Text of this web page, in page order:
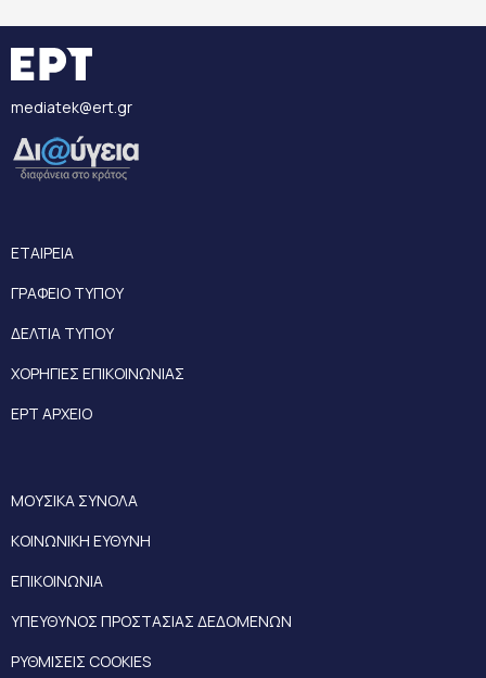
mediatek@ert.gr
ΕΤΑΙΡΕΙΑ
ΓΡΑΦΕΙΟ ΤΥΠΟΥ
ΔΕΛΤΙΑ ΤΥΠΟΥ
ΧΟΡΗΓΙΕΣ ΕΠΙΚΟΙΝΩΝΙΑΣ
ΕΡΤ ΑΡΧΕΙΟ
ΜΟΥΣΙΚΑ ΣΥΝΟΛΑ
ΚΟΙΝΩΝΙΚΗ ΕΥΘΥΝΗ
ΕΠΙΚΟΙΝΩΝΙΑ
ΥΠΕΥΘΥΝΟΣ ΠΡΟΣΤΑΣΙΑΣ ΔΕΔΟΜΕΝΩΝ
ΡΥΘΜΙΣΕΙΣ COOKIES